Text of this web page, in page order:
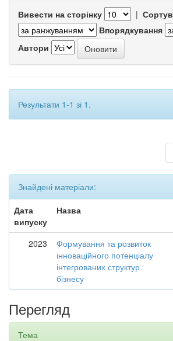
Вивести на сторінку |
Впорядкування
Автори
Результати 1-1 зі 1.
Знайдені матеріали:
Дата
випуску
Назва
2023
Формування та розвиток
інноваційного потенціалу
інтегрованих структур
бізнесу
Перегляд
Тема